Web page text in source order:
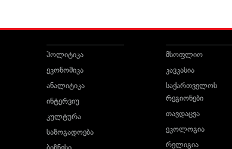
პოლიტიკა
ეკონომიკა
ანალიტიკა
ინტერვიუ
კულტურა
საზოგადოება
მსოფლიო
კავკასია
საქართველოს
რეგიონები
თავდაცვა
ეკოლოგია
რელიგია